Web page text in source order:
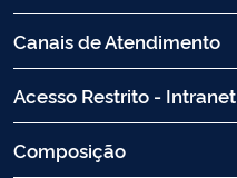
Canais de Atendimento
Acesso Restrito - Intranet
Composição